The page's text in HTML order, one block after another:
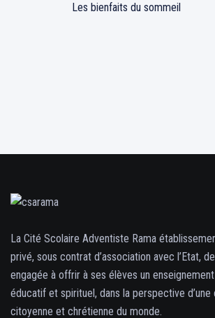
Les bienfaits du sommeil
La Cité Scolaire Adventiste Rama
privé, sous contrat d’association avec l’Etat,
engagée à offrir à ses élèves un
éducatif et spirituel, dans la perspective d’une
citoyenne et chrétienne du monde.